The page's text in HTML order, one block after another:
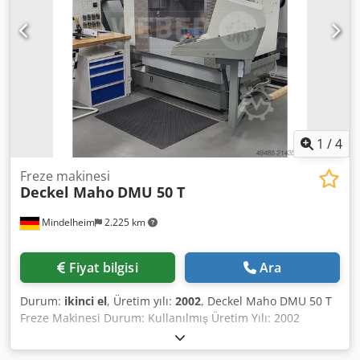
Tabla Tabla Boyutu: 500 x 380 mm Bağlı Güç: 52 kVA kW
Makine Ağırlığı: 6,5 kg Gerekli Alan (U x G x Y): 5,4 x 6,5 m
Donanım Özellikleri İç Soğutma Sistemi Yok (IKZ) Talaş
Taşıma Sistemi Yok: Talaş Haznesi Ölçüm Prob Çalışma
1 /4
Mindelheim 2.225 km
Freze makinesi
Deckel Maho DMU 50 T
Fiyat bilgisi Ara
Durum: ikinci el, Üretim yılı: 2002, Deckel Maho DMU 50 T
Freze Makinesi Durum: Kullanılmış Üretim Yılı: 2002
Dodpfx Aloyrgk Es Rskr Teknik Veriler Takım Tutucu: SK 40
Takım İstasyonu: 16 adet X/Y/Z Hareket Mesafeleri: 500 mm